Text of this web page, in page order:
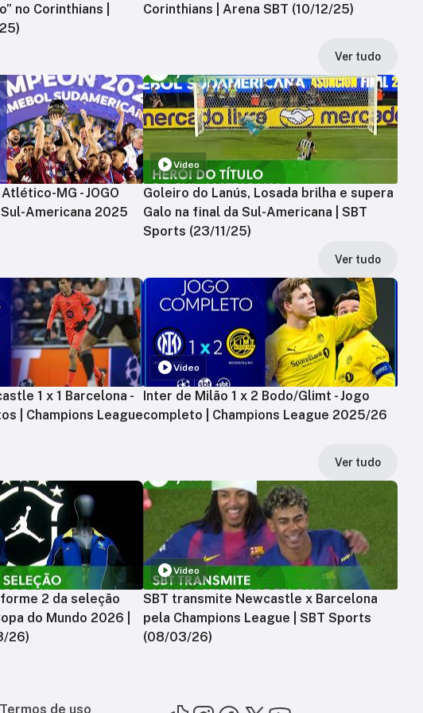
no Corinthians |
Corinthians | Arena SBT (10/12/25)
Ver tudo
MG - JOGO
Sul-Americana 2025
Vídeo
Goleiro do Lanús, Losada brilha e supera
Galo na final da Sul-Americana | SBT
Sports (23/11/25)
Ver tudo
1 x 1 Barcelona -
| Champions League
Vídeo
Inter de Milão 1 x 2 Bodo/Glimt - Jogo
completo | Champions League 2025/26
Ver tudo
2 da seleção
do Mundo 2026 |
26)
Vídeo
SBT transmite Newcastle x Barcelona
pela Champions League | SBT Sports
(08/03/26)
Termos de uso